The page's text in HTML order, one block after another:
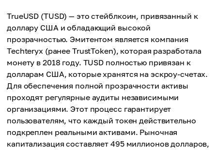
TrueUSD (TUSD) — это стейблкоин, привязанный к
доллару США и обладающий высокой
прозрачностью. Эмитентом является компания
Techteryx (ранее TrustToken), которая разработала
монету в 2018 году. TUSD полностью привязан к
долларам США, которые хранятся на эскроу-счетах.
Для обеспечения полной прозрачности активы
проходят регулярные аудиты независимыми
организациями. Этот процесс гарантирует
пользователям, что каждый токен действительно
подкреплен реальными активами. Рыночная
капитализация составляет 495 миллионов долларов,